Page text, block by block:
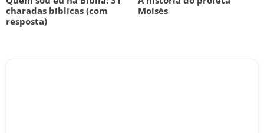
charadas bíblicas (com
resposta)
Moisés